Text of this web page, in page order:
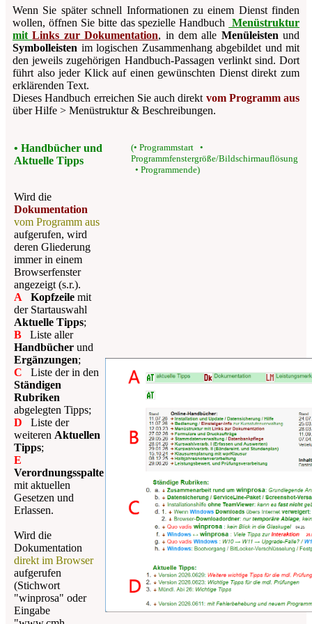
Wenn Sie später schnell Informationen zu einem Dienst finden
wollen, öffnen Sie bitte das spezielle Handbuch
Menüstruktur
mitLinks zur Dokumentation, in dem alle Menüleisten und
Symbolleisten im logischen Zusammenhang abgebildet und mit
den jeweils zugehörigen Hand­buch-Passagen verlinkt sind. Dort
führt also jeder Klick auf einen gewünschten Dienst direkt zum
erklärenden Text.
Dieses Handbuch erreichen Sie auch direkt vom Programm aus
überHilfe > Menüstruktur & Beschreibungen.
• Handbücher und
Aktuelle Tipps
(• Programmstart •
Programmfenstergröße/Bildschirmauflösung
• Programmende)
Wird die
Dokumentation
vom Programm aus
aufgerufen, wird
deren Gliederung
immer in einem
Browserfenster
angezeigt (s.r.).
A
Kopfzeile mit
der Startauswahl
Aktuelle Tipps;
B Liste aller
Handbücher und
Ergänzungen;
C Liste der in den
Ständigen
Rubriken
abgelegten Tipps;
D Liste der
weiteren Aktuellen
Tipps;
E
Verordnungsspalte
mit aktuellen
Gesetzen und
Erlassen.
Wird die
Dokumentation
direkt im Browser
aufgerufen
(Stichwort
"winprosa" oder
Eingabe